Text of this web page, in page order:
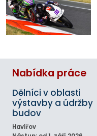
Nabídka práce
Dělníci v oblasti
výstavby a údržby
budov
Havířov